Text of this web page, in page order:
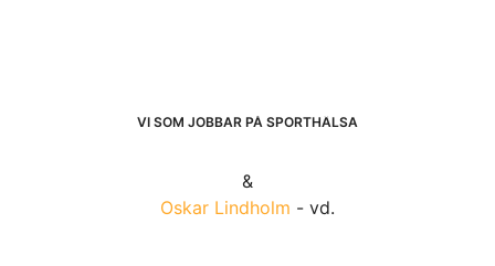
VI SOM JOBBAR PÅ SPORTHÄLSA
&
Oskar Lindholm - vd.